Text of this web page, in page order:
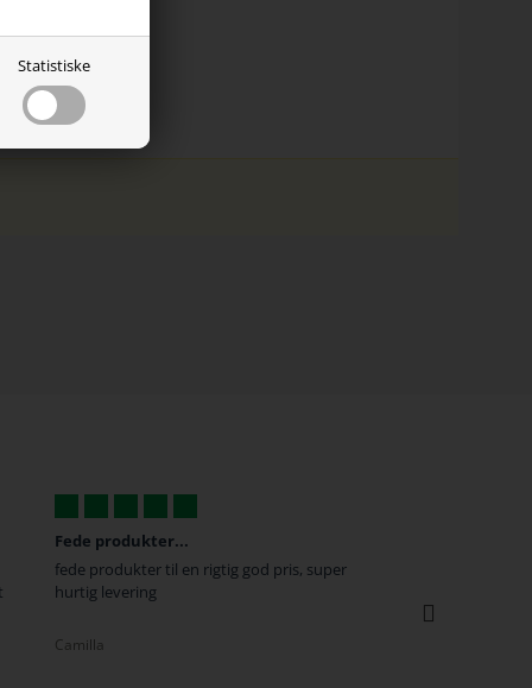
Statistiske
pris, super
God og hurtig service
Vi må også huske at rose med anmeldelser
da vi har tilbøjelighed til først at gå til